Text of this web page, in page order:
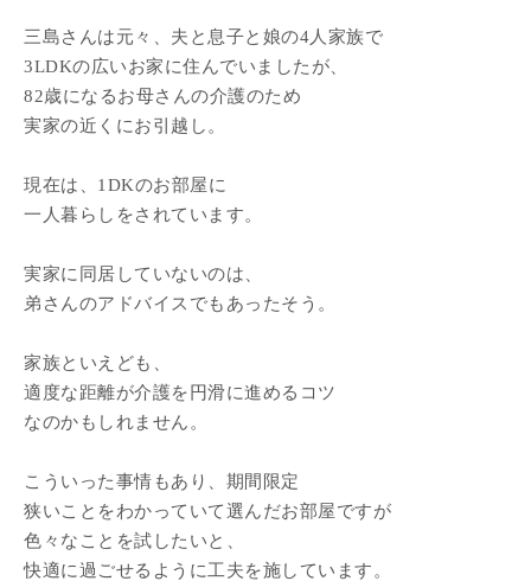
三島さんは元々、夫と息子と娘の4人家族で
3LDKの広いお家に住んでいましたが、
82歳になるお母さんの介護のため
実家の近くにお引越し。
現在は、1DKのお部屋に
一人暮らしをされています。
実家に同居していないのは、
弟さんのアドバイスでもあったそう。
家族といえども、
適度な距離が介護を円滑に進めるコツ
なのかもしれません。
こういった事情もあり、期間限定
狭いことをわかっていて選んだお部屋ですが
色々なことを試したいと、
快適に過ごせるように工夫を施しています。